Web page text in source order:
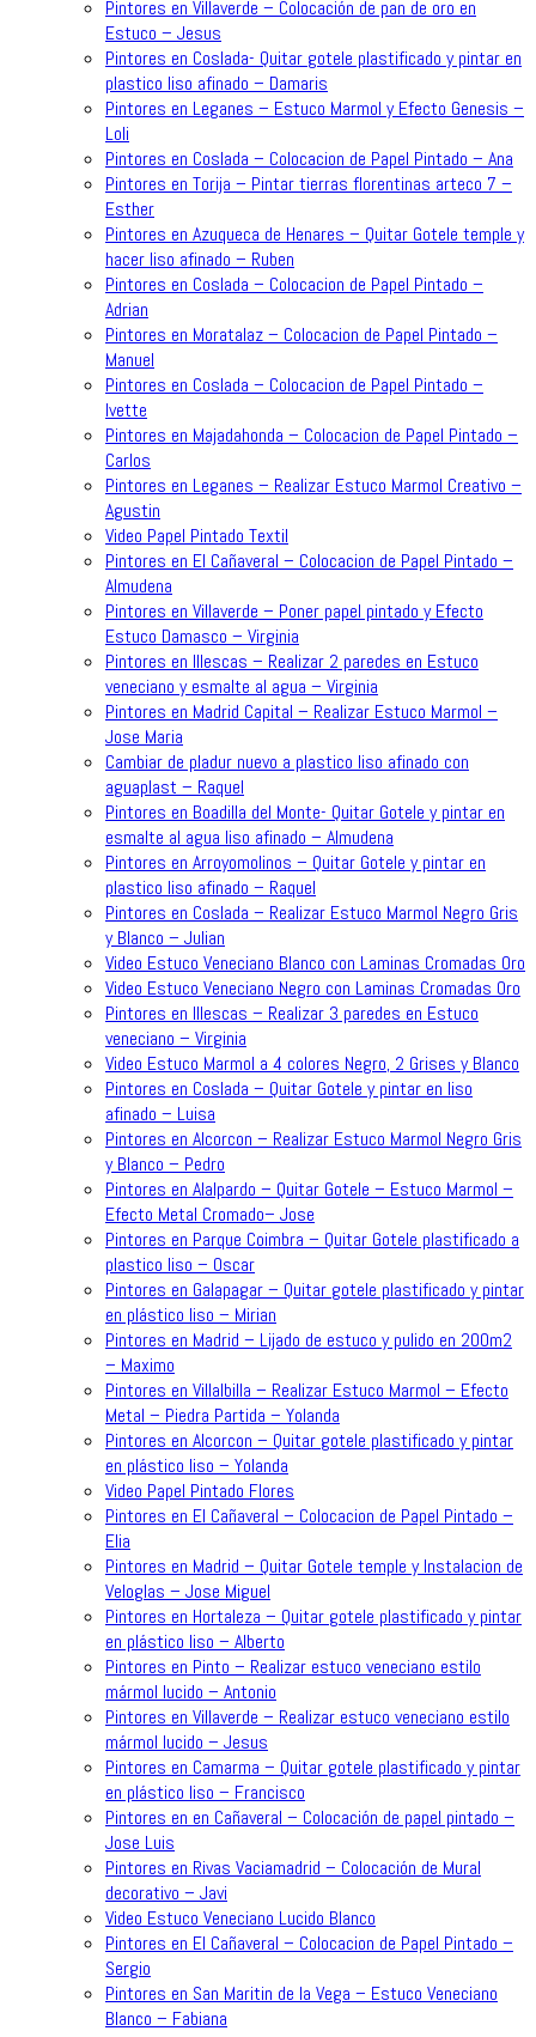
Pintores en Villaverde – Colocación de pan de oro en
Estuco – Jesus
Pintores en Coslada- Quitar gotele plastificado y pintar en
plastico liso afinado – Damaris
Pintores en Leganes – Estuco Marmol y Efecto Genesis –
Loli
Pintores en Coslada – Colocacion de Papel Pintado – Ana
Pintores en Torija – Pintar tierras florentinas arteco 7 –
Esther
Pintores en Azuqueca de Henares – Quitar Gotele temple y
hacer liso afinado – Ruben
Pintores en Coslada – Colocacion de Papel Pintado –
Adrian
Pintores en Moratalaz – Colocacion de Papel Pintado –
Manuel
Pintores en Coslada – Colocacion de Papel Pintado –
Ivette
Pintores en Majadahonda – Colocacion de Papel Pintado –
Carlos
Pintores en Leganes – Realizar Estuco Marmol Creativo –
Agustin
Video Papel Pintado Textil
Pintores en El Cañaveral – Colocacion de Papel Pintado –
Almudena
Pintores en Villaverde – Poner papel pintado y Efecto
Estuco Damasco – Virginia
Pintores en Illescas – Realizar 2 paredes en Estuco
veneciano y esmalte al agua – Virginia
Pintores en Madrid Capital – Realizar Estuco Marmol –
Jose Maria
Cambiar de pladur nuevo a plastico liso afinado con
aguaplast – Raquel
Pintores en Boadilla del Monte- Quitar Gotele y pintar en
esmalte al agua liso afinado – Almudena
Pintores en Arroyomolinos – Quitar Gotele y pintar en
plastico liso afinado – Raquel
Pintores en Coslada – Realizar Estuco Marmol Negro Gris
y Blanco – Julian
Video Estuco Veneciano Blanco con Laminas Cromadas Oro
Video Estuco Veneciano Negro con Laminas Cromadas Oro
Pintores en Illescas – Realizar 3 paredes en Estuco
veneciano – Virginia
Video Estuco Marmol a 4 colores Negro, 2 Grises y Blanco
Pintores en Coslada – Quitar Gotele y pintar en liso
afinado – Luisa
Pintores en Alcorcon – Realizar Estuco Marmol Negro Gris
y Blanco – Pedro
Pintores en Alalpardo – Quitar Gotele – Estuco Marmol –
Efecto Metal Cromado– Jose
Pintores en Parque Coimbra – Quitar Gotele plastificado a
plastico liso – Oscar
Pintores en Galapagar – Quitar gotele plastificado y pintar
en plástico liso – Mirian
Pintores en Madrid – Lijado de estuco y pulido en 200m2
– Maximo
Pintores en Villalbilla – Realizar Estuco Marmol – Efecto
Metal – Piedra Partida – Yolanda
Pintores en Alcorcon – Quitar gotele plastificado y pintar
en plástico liso – Yolanda
Video Papel Pintado Flores
Pintores en El Cañaveral – Colocacion de Papel Pintado –
Elia
Pintores en Madrid – Quitar Gotele temple y Instalacion de
Veloglas – Jose Miguel
Pintores en Hortaleza – Quitar gotele plastificado y pintar
en plástico liso – Alberto
Pintores en Pinto – Realizar estuco veneciano estilo
mármol lucido – Antonio
Pintores en Villaverde – Realizar estuco veneciano estilo
mármol lucido – Jesus
Pintores en Camarma – Quitar gotele plastificado y pintar
en plástico liso – Francisco
Pintores en en Cañaveral – Colocación de papel pintado –
Jose Luis
Pintores en Rivas Vaciamadrid – Colocación de Mural
decorativo – Javi
Video Estuco Veneciano Lucido Blanco
Pintores en El Cañaveral – Colocacion de Papel Pintado –
Sergio
Pintores en San Maritin de la Vega – Estuco Veneciano
Blanco – Fabiana